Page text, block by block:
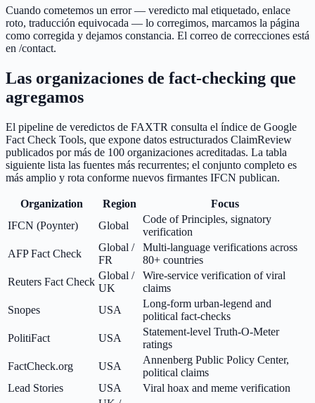
Cuando cometemos un error — veredicto mal etiquetado, enlace
roto, traducción equivocada — lo corregimos, marcamos la página
como corregida y dejamos constancia. El correo de correcciones está
en /contact.
Las organizaciones de fact-checking que
agregamos
El pipeline de veredictos de FAXTR consulta el índice de Google
Fact Check Tools, que expone datos estructurados ClaimReview
publicados por más de 100 organizaciones acreditadas. La tabla
siguiente lista las fuentes más recurrentes; el conjunto completo es
más amplio y rota conforme nuevos firmantes IFCN publican.
Organization Region
Focus
IFCN (Poynter)
Global
Code of Principles, signatory
verification
AFP Fact Check
Global /
FR
Multi-language verifications across
80+ countries
Reuters Fact Check
Global /
UK
Wire-service verification of viral
claims
Snopes
USA
Long-form urban-legend and
political fact-checks
PolitiFact
USA
Statement-level Truth-O-Meter
ratings
FactCheck.org
USA
Annenberg Public Policy Center,
political claims
Lead Stories
USA
Viral hoax and meme verification